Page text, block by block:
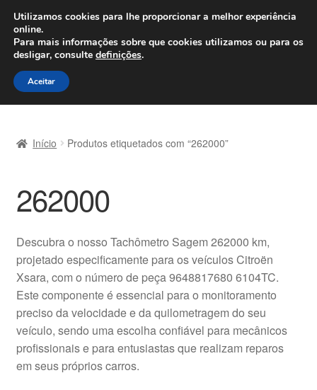
ENVIO a partir de 7 EUR
Seg-Sex, das 9h às 16h800 500 967
Ir
para
a
Saltar
para
o
Carrinho
Confira
Envio para todo o planeta
Minha conta
Pagamentos
Início Produtos etiquetados com “262000”
262000
Descubra o nosso Tachômetro Sagem 262000 km,
projetado especificamente para os veículos Citroën
Xsara, com o número de peça 9648817680 6104TC.
Este componente é essencial para o monitoramento
preciso da velocidade e da quilometragem do seu
veículo, sendo uma escolha confiável para mecânicos
profissionais e para entusiastas que realizam reparos
em seus próprios carros.
Utilizamos cookies para lhe proporcionar a melhor experiência
online.
Para mais informações sobre que cookies utilizamos ou para os
desligar, consulte definições.
Aceitar